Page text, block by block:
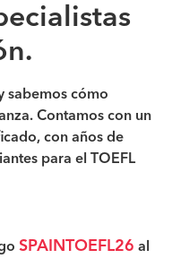
sabemos cómo
Contamos con un
con años de
para el TOEFL
SPAINTOEFL26 al